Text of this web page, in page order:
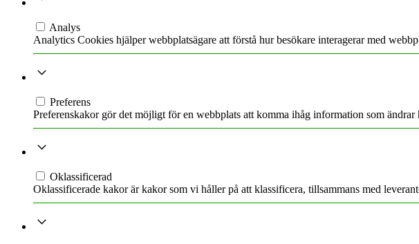
Analys
Analytics Cookies hjälper webbplatsägare att förstå hur besökare interagerar med
Preferens
Preferenskakor gör det möjligt för en webbplats att komma ihåg information som
Oklassificerad
Oklassificerade kakor är kakor som vi håller på att klassificera, tillsammans med